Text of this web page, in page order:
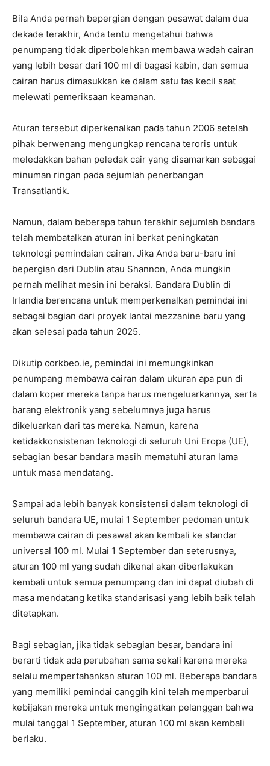
Bila Anda pernah bepergian dengan pesawat dalam dua
dekade terakhir, Anda tentu mengetahui bahwa
penumpang tidak diperbolehkan membawa wadah cairan
yang lebih besar dari 100 ml di bagasi kabin, dan semua
cairan harus dimasukkan ke dalam satu tas kecil saat
melewati pemeriksaan keamanan.
Aturan tersebut diperkenalkan pada tahun 2006 setelah
pihak berwenang mengungkap rencana teroris untuk
meledakkan bahan peledak cair yang disamarkan sebagai
minuman ringan pada sejumlah penerbangan
Transatlantik.
Namun, dalam beberapa tahun terakhir sejumlah bandara
telah membatalkan aturan ini berkat peningkatan
teknologi pemindaian cairan. Jika Anda baru-baru ini
bepergian dari Dublin atau Shannon, Anda mungkin
pernah melihat mesin ini beraksi. Bandara Dublin di
Irlandia berencana untuk memperkenalkan pemindai ini
sebagai bagian dari proyek lantai mezzanine baru yang
akan selesai pada tahun 2025.
Dikutip corkbeo.ie, pemindai ini memungkinkan
penumpang membawa cairan dalam ukuran apa pun di
dalam koper mereka tanpa harus mengeluarkannya, serta
barang elektronik yang sebelumnya juga harus
dikeluarkan dari tas mereka. Namun, karena
ketidakkonsistenan teknologi di seluruh Uni Eropa (UE),
sebagian besar bandara masih mematuhi aturan lama
untuk masa mendatang.
Sampai ada lebih banyak konsistensi dalam teknologi di
seluruh bandara UE, mulai 1 September pedoman untuk
membawa cairan di pesawat akan kembali ke standar
universal 100 ml. Mulai 1 September dan seterusnya,
aturan 100 ml yang sudah dikenal akan diberlakukan
kembali untuk semua penumpang dan ini dapat diubah di
masa mendatang ketika standarisasi yang lebih baik telah
ditetapkan.
Bagi sebagian, jika tidak sebagian besar, bandara ini
berarti tidak ada perubahan sama sekali karena mereka
selalu mempertahankan aturan 100 ml. Beberapa bandara
yang memiliki pemindai canggih kini telah memperbarui
kebijakan mereka untuk mengingatkan pelanggan bahwa
mulai tanggal 1 September, aturan 100 ml akan kembali
berlaku.